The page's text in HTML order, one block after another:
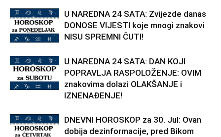
U NAREDNA 24 SATA: Zvijezde danas
DONOSE VIJESTI koje mnogi znakovi
NISU SPREMNI ČUTI!
U NAREDNA 24 SATA: DAN KOJI
POPRAVLJA RASPOLOŽENJE: OVIM
znakovima dolazi OLAKŠANJE i
IZNENAĐENJE!
DNEVNI HOROSKOP za 30. Jul: Ovan
dobija dezinformacije, pred Bikom